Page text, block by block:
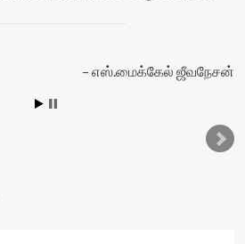
எஸ்.மைக்கேல் ஜீவநேசன்